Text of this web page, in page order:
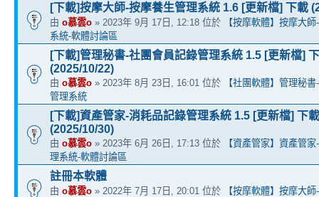
[下載]按摩大師-按摩養生管理系統 1.6 [更新檔] 下載
由 o慕雲o » 2023年 9月 17日, 12:18 位於
【按摩軟體】按摩大
系統-軟體討論區
[下載]管理秘書-社團會員記錄管理系統 1.5 [更新檔]
(2025/10/22)
由 o慕雲o » 2023年 8月 23日, 16:01 位於
【社團軟體】管理秘
管理系統
[下載]資產管家-消耗品記錄管理系統 1.5 [更新檔] 下載
(2025/10/30)
由 o慕雲o » 2023年 6月 26日, 17:13 位於
【資產管家】資產管
理系統-軟體討論區
註冊本軟體
由 o慕雲o » 2022年 7月 17日, 20:01 位於
【按摩軟體】按摩大